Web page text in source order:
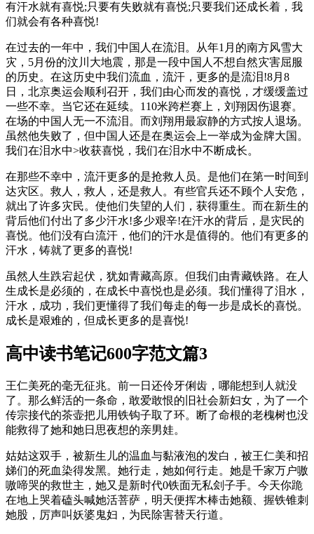
有汗水就有喜悦;只要有失败就有喜悦;只要我们还成长着，我
们就会有各种喜悦!
在过去的一年中，我们中国人在流泪。从年1月的南方风雪大
灾，5月份的汶川大地震，那是一段中国人不想自然灾害屈服
的历史。在这历史中我们流血，流汗，更多的是流泪!8月8
日，北京奥运会顺利召开，我们由心而发的喜悦，才缓缓盖过
一些不幸。当它还在延续。110米跨栏赛上，刘翔因伤退赛。
在场的中国人无一不流泪。而刘翔用最寂静的方式按人退场。
虽然他失败了，但中国人还是在奥运会上一举成为金牌大国。
我们在泪水中>收获喜悦，我们在泪水中不断成长。
在那些不幸中，流汗更多的是抢救人员。是他们在第一时间到
达灾区。救人，救人，还是救人。有些官兵还不顾个人安危，
就出了许多灾民。使他们失望的人们，获得重生。而在新生的
背后他们付出了多少汗水!多少艰辛!在汗水的背后，是灾民的
喜悦。他们没有白流汗，他们的汗水是值得的。他们有更多的
汗水，铸就了更多的喜悦!
虽然人生跌宕起伏，犹如青藏高原。但我们由青藏铁路。在人
生成长是必须的，在成长中喜悦也是必须。我们懂得了泪水，
汗水，成功，我们更懂得了我们每走的每一步是成长的喜悦。
成长是艰难的，但成长更多的是喜悦!
高中读书笔记600字范文篇3
王仁美死的毫无征兆。前一日还伶牙俐齿，哪能想到人就没
了。那么鲜活的一条命，敢爱敢恨的旧社会新妇女，为了一个
传宗接代的茶壶把儿用铁钩子取了环。断了命根的老槐树也没
能救得了她和她日思夜想的亲男娃。
姑姑这双手，被新生儿的温血与黏液泡的发白，被王仁美和招
娣们的死血染得发黑。她行走，她如何行走。她是千家万户嗷
嗷啼哭的救世主，她又是新时代0铁面无私刽子手。今天你跪
在地上哭着磕头喊她活菩萨，明天便挥木棒击她额、握铁锥刺
她股，厉声叫妖婆鬼妇，为民除害替天行道。